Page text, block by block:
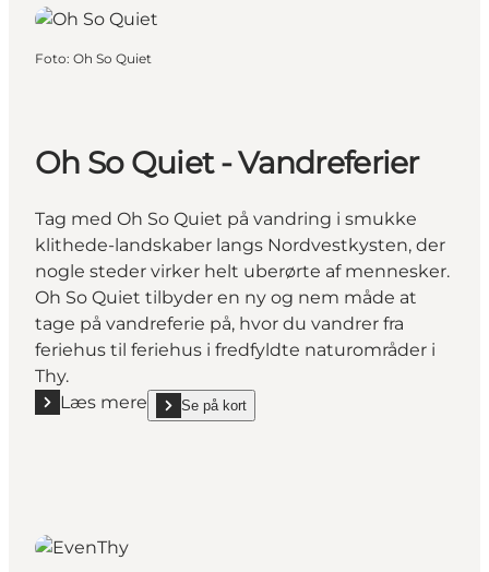
Foto: Oh So Quiet
Oh So Quiet - Vandreferier
Tag med Oh So Quiet på vandring i smukke
klithede-landskaber langs Nordvestkysten, der
nogle steder virker helt uberørte af mennesker.
Oh So Quiet tilbyder en ny og nem måde at
tage på vandreferie på, hvor du vandrer fra
feriehus til feriehus i fredfyldte naturområder i
Thy.
Læs mere
Læs mere "Oh So Quiet - Vandreferier"
Se på kort
show Oh So Quiet - Vandreferier on_map